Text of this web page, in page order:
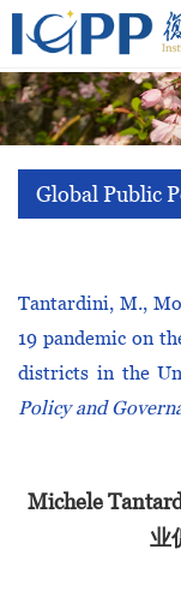
Global Public
Tantardini, M.,
19 pandemic on
districts in the
Policy and
Michele
业